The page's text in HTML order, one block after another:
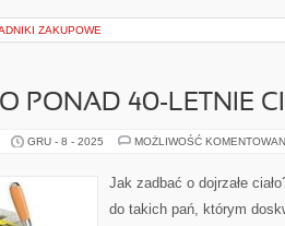
ZAKUPOWE
PONAD 40-LETNIE
GRU - 8 - 2025 MOŻLIWOŚĆ
Jak zadbać o dojrzałe
do takich pań, którym